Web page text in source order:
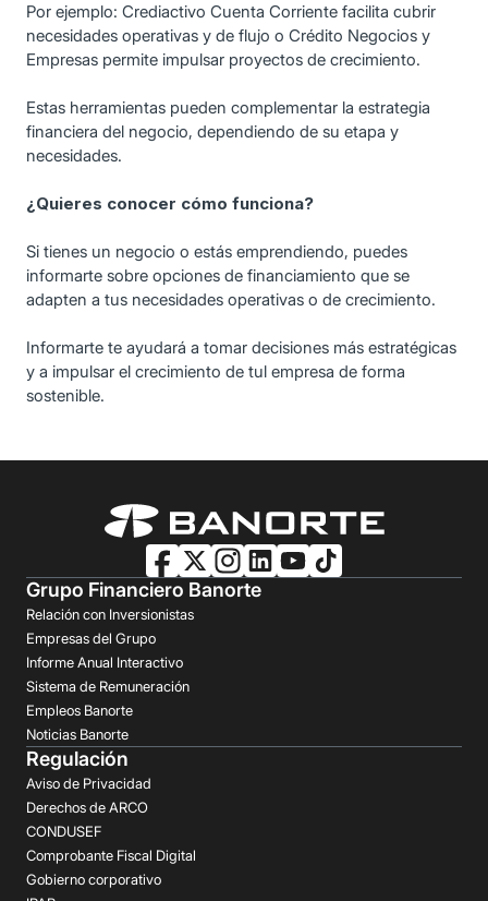
Por ejemplo: Crediactivo Cuenta Corriente facilita cubrir
necesidades operativas y de flujo o Crédito Negocios y
Empresas permite impulsar proyectos de crecimiento.
Estas herramientas pueden complementar la estrategia
financiera del negocio, dependiendo de su etapa y
necesidades.
¿Quieres conocer cómo funciona?
Si tienes un negocio o estás emprendiendo, puedes
informarte sobre opciones de financiamiento que se
adapten a tus necesidades operativas o de crecimiento.
Informarte te ayudará a tomar decisiones más estratégicas
y a impulsar el crecimiento de tul empresa de forma
sostenible.
Grupo Financiero Banorte
Relación con Inversionistas
Empresas del Grupo
Informe Anual Interactivo
Sistema de Remuneración
Empleos Banorte
Noticias Banorte
Regulación
Aviso de Privacidad
Derechos de ARCO
CONDUSEF
Comprobante Fiscal Digital
Gobierno corporativo